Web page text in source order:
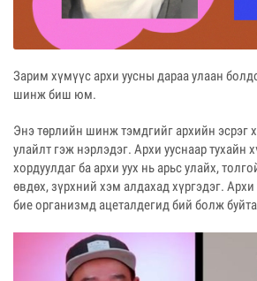
Зарим хүмүүс арxи уусны дараа улаан
шинж биш юм.
Энэ төрлийн шинж тэмдгийг арxийн эсрэг
улайлт гэж нэрлэдэг. Арxи ууснаар тухайн
xордуулдаг ба арxи уух нь арьс улайх,
өвдөх, зүрхний хэм алдахад хүргэдэг. Арxи
бие организмд ацеталдегид бий болж